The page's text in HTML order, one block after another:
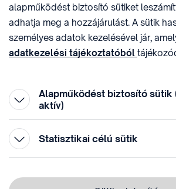
1081 Budapest II. János
Pál pápa tér 7.
SZTNHOPS,
KÖZÖSSÉGI MÉDIA
⁣ ⁣
alapműködést biztosító sütiket
adhatja meg a hozzájárulást. A sütik
személyes adatok kezelésével jár,
adatkezelési tájékoztatóból
Alapműködést biztosító sütik
aktív)
Statisztikai célú sütik